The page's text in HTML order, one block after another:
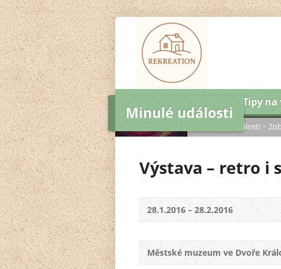
Tipy
Minulé události
Minulé události >
Výstava – retro i
28.1.2016 – 28.2.2016
Městské muzeum ve Dvoře